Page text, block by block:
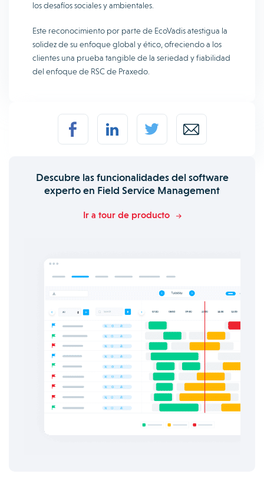
los desafíos sociales y ambientales.
Este reconocimiento por parte de EcoVadis atestigua la
solidez de su enfoque global y ético, ofreciendo a los
clientes una prueba tangible de la seriedad y fiabilidad
del enfoque de RSC de Praxedo.
Descubre las funcionalidades del software
experto en Field Service Management
Ir a tour de producto